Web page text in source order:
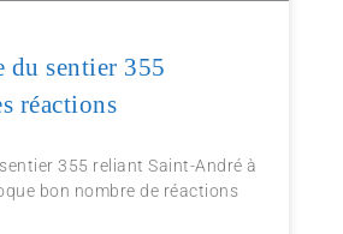
du sentier 355
réactions
355 reliant Saint-André à
bon nombre de réactions